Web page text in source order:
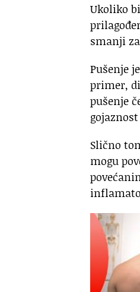
Ukoliko
smanji
Pušenje
primer,
pušenje
Slično
mogu